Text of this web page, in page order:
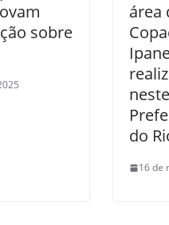
sobre
área
do
16 de